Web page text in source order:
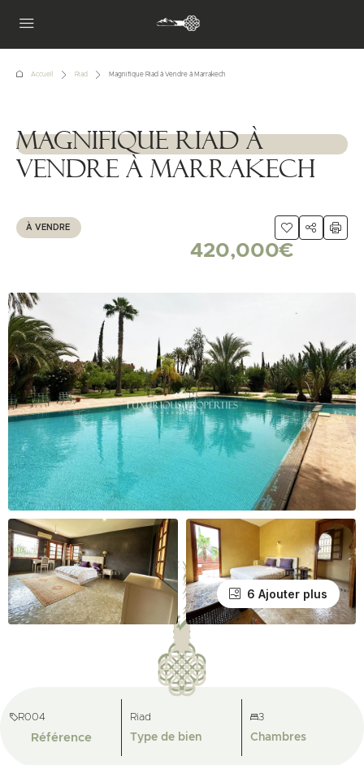
Accueil Riad Magnifique Riad à Vendre à Marrakech
1111111
Magnifique Riad à
Vendre à Marrakech
À VENDRE
420,000€
6 Ajouter plus
R004
Référence
Riad
Type de bien
3
Chambres